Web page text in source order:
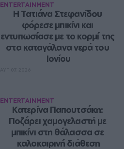
ENTERTAINMENT
Η Τατιάνα Στεφανίδου
φόρεσε μπικίνι και
εντυπωσίασε με το κορμί της
στα καταγάλανα νερά του
Ιονίου
ENTERTAINMENT
Κατερίνα Παπουτσάκη:
Ποζάρει χαμογελαστή με
μπικίνι στη θάλασσα σε
καλοκαιρινή διάθεση